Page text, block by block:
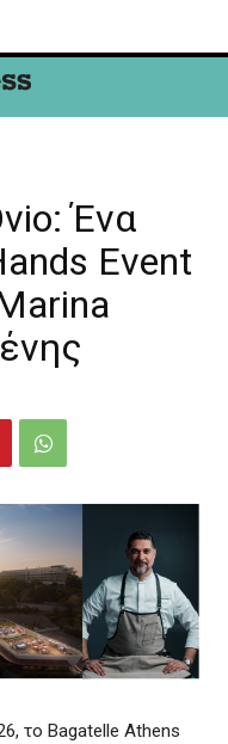
Ένα
Event
το Bagatelle Athens